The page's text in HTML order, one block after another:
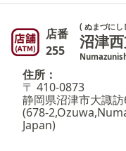
店番
255
( ぬまづにし
沼津
住所：
〒 410-0873
静岡県沼津市大諏
(678-
Japan)